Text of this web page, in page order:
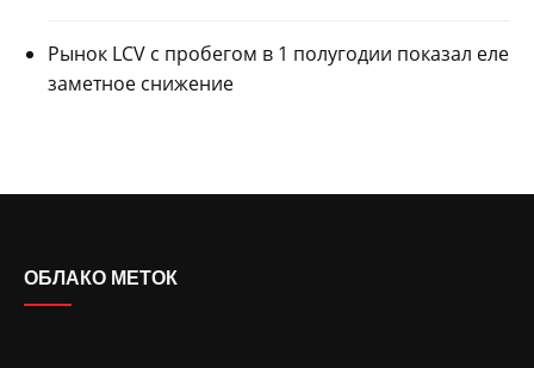
Рынок LCV с пробегом в 1 полугодии показал еле
заметное снижение
ОБЛАКО МЕТОК